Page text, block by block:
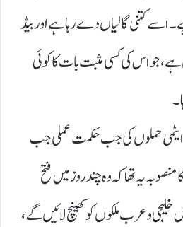
اسے کتنی گالیاں دے رہا ہے اور بیڈ
جو اس کی کسی مثبت بات کا کوئی
حملوں کی جب حکمت عملی جب
یہ تھا کہ وہ چند روز میں فتح
و عرب ملکوں کو کھینچ لائیں گے،